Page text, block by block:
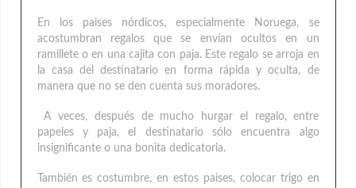
En los paises nórdicos, especialmente Noruega, se
acostumbran regalos que se envían ocultos en un
ramillete o en una cajita con paja. Este regalo se arroja en
la casa del destinatario en forma rápida y oculta, de
manera que no se den cuenta sus moradores.
A veces, después de mucho hurgar el regalo, entre
papeles y paja, el destinatario sólo encuentra algo
insignificante o una bonita dedicatoria.
También es costumbre, en estos paises, colocar trigo en